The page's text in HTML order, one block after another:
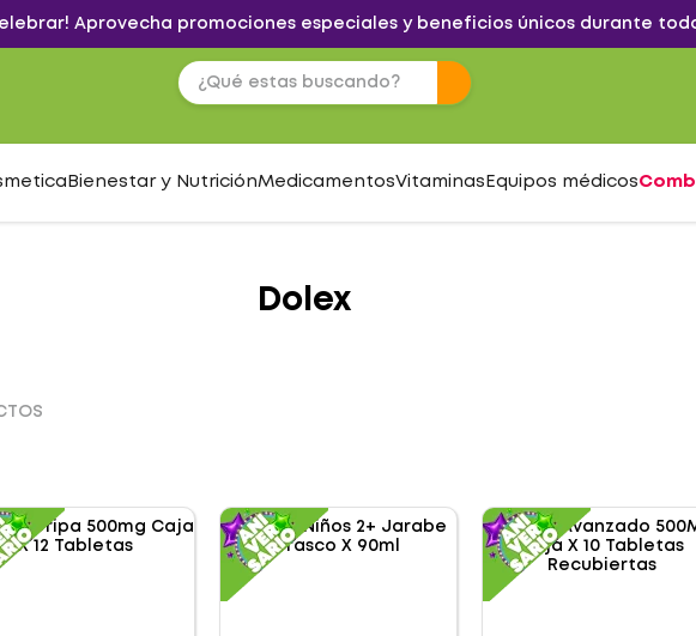
Aprovecha promociones especiales y beneficios únicos durante
Bienestar y NutriciónMedicamentosVitaminas Equipos médicos
Dolex